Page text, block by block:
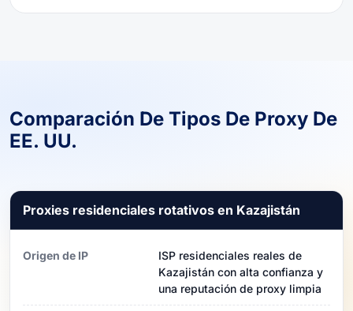
Comparación De Tipos De Proxy De
EE. UU.
Proxies residenciales rotativos en Kazajistán
Origen de IP
ISP residenciales reales de
Kazajistán con alta confianza y
una reputación de proxy limpia